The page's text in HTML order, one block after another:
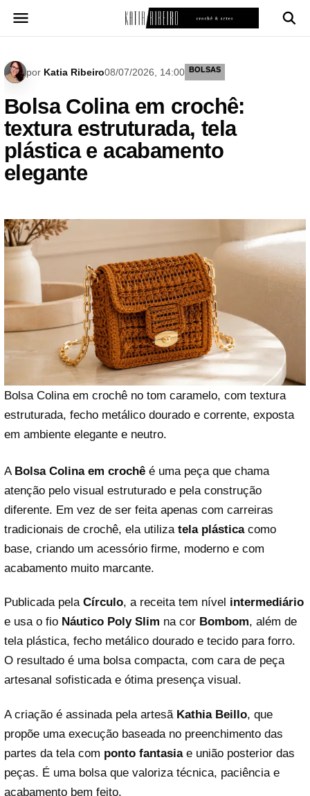
para
por Katia Ribeiro08/07/2026, 14:00 BOLSAS
Bolsa Colina em crochê:
textura estruturada, tela
plástica e acabamento
elegante
Bolsa Colina em crochê no tom caramelo, com textura
estruturada, fecho metálico dourado e corrente, exposta
em ambiente elegante e neutro.
A Bolsa Colina em crochê é uma peça que chama
atenção pelo visual estruturado e pela construção
diferente. Em vez de ser feita apenas com carreiras
tradicionais de crochê, ela utiliza tela plásticacomo
base, criando um acessório firme, moderno e com
acabamento muito marcante.
Publicada pela Círculo, a receita tem nível intermediário
e usa o fio Náutico Poly Slim na cor Bombom, além de
tela plástica, fecho metálico dourado e tecido para forro.
O resultado é uma bolsa compacta, com cara de peça
artesanal sofisticada e ótima presença visual.
A criação é assinada pela artesã Kathia Beillo, que
propõe uma execução baseada no preenchimento das
partes da tela com ponto fantasiae união posterior das
peças. É uma bolsa que valoriza técnica, paciência e
acabamento bem feito.